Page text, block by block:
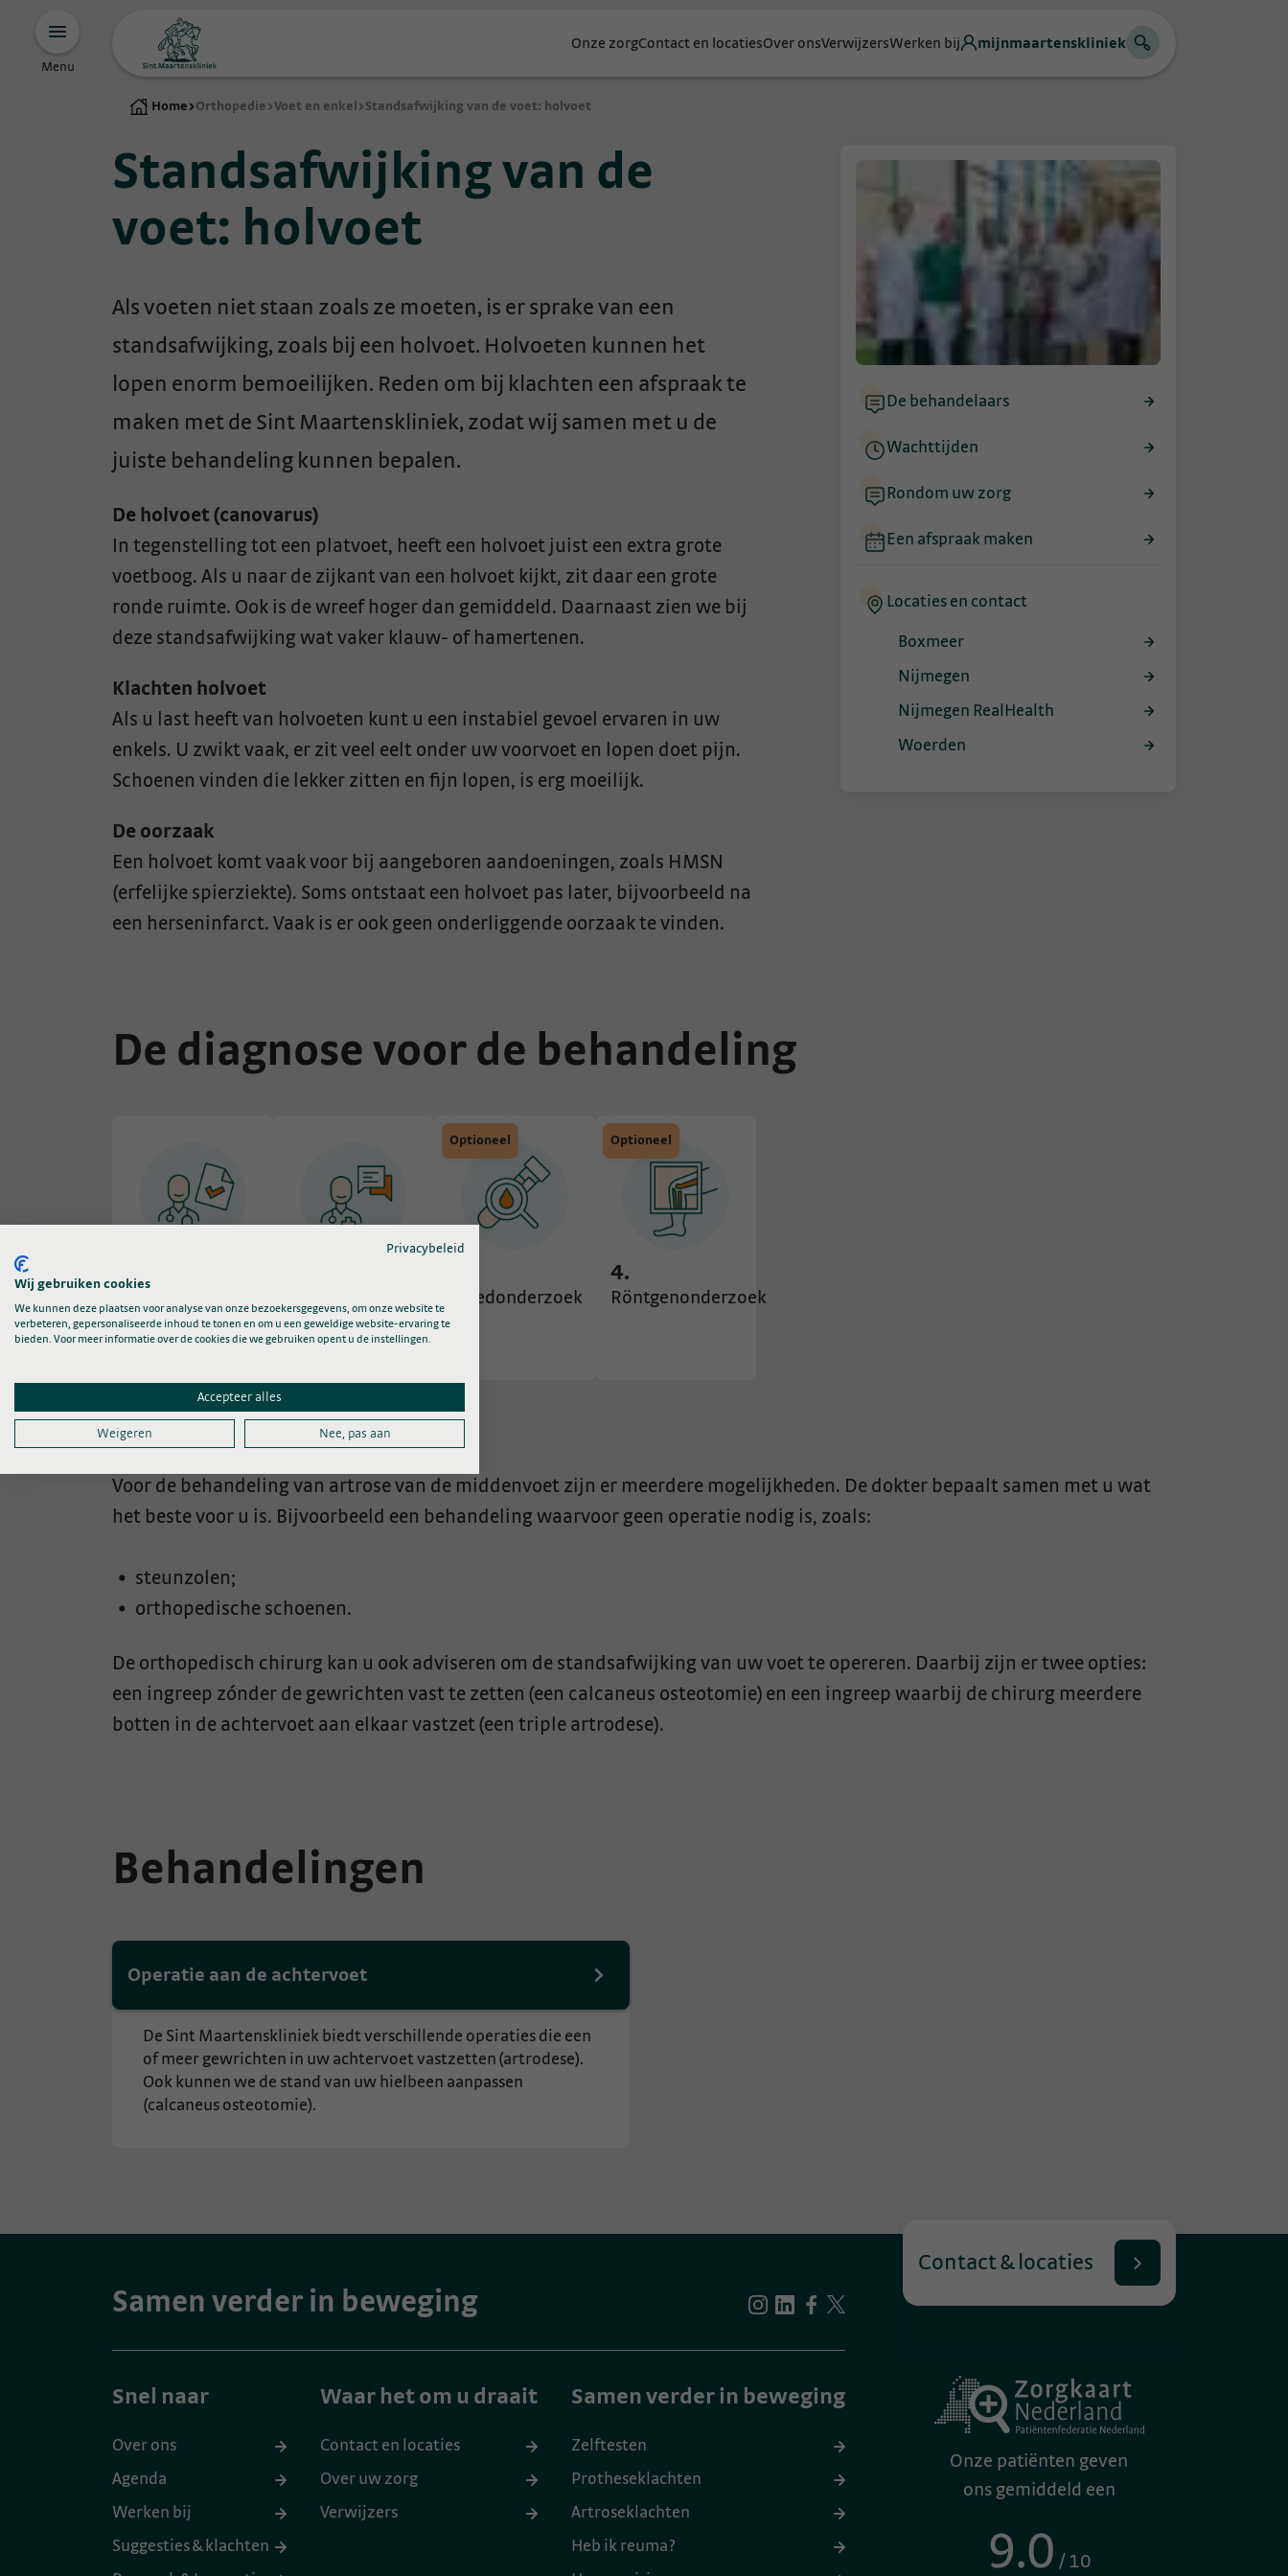
Menu
Onze zorgContact en locatiesOver onsVerwijzersWerken bij mijnmaartenskliniek
Home >Orthopedie >Voet en enkel > Standsafwijking van de voet: holvoet
Standsafwijking van de
voet: holvoet
Als voeten niet staan zoals ze moeten, is er sprake van een
standsafwijking, zoals bij een holvoet. Holvoeten kunnen het
lopen enorm bemoeilijken. Reden om bij klachten een afspraak te
maken met de Sint Maartenskliniek, zodat wij samen met u de
juiste behandeling kunnen bepalen.
De holvoet (canovarus)
In tegenstelling tot een platvoet, heeft een holvoet juist een extra grote
voetboog. Als u naar de zijkant van een holvoet kijkt, zit daar een grote
ronde ruimte. Ook is de wreef hoger dan gemiddeld. Daarnaast zien we bij
deze standsafwijking wat vaker klauw- of hamertenen.
Klachten holvoet
Als u last heeft van holvoeten kunt u een instabiel gevoel ervaren in uw
enkels. U zwikt vaak, er zit veel eelt onder uw voorvoet en lopen doet pijn.
Schoenen vinden die lekker zitten en fijn lopen, is erg moeilijk.
De oorzaak
Een holvoet komt vaak voor bij aangeboren aandoeningen, zoals HMSN
(erfelijke spierziekte). Soms ontstaat een holvoet pas later, bijvoorbeeld na
een herseninfarct. Vaak is er ook geen onderliggende oorzaak te vinden.
De behandelaars
Wachttijden
Rondom uw zorg
Een afspraak maken
Locaties en contact
Boxmeer
Nijmegen
Nijmegen RealHealth
Woerden
De diagnose voor de behandeling
1.
en lichamelijk
Optioneel
Bloedonderzoek
Optioneel
4.
Röntgenonderzoek
Voor de behandeling van artrose van de middenvoet zijn er meerdere mogelijkheden. De dokter bepaalt samen met u wat
het beste voor u is. Bijvoorbeeld een behandeling waarvoor geen operatie nodig is, zoals:
steunzolen;
orthopedische schoenen.
De orthopedisch chirurg kan u ook adviseren om de standsafwijking van uw voet te opereren. Daarbij zijn er twee opties:
een ingreep zónder de gewrichten vast te zetten (een calcaneus osteotomie) en een ingreep waarbij de chirurg meerdere
botten in de achtervoet aan elkaar vastzet (een triple artrodese).
Behandelingen
Operatie aan de achtervoet
De Sint Maartenskliniek biedt verschillende operaties die een
of meer gewrichten in uw achtervoet vastzetten (artrodese).
Ook kunnen we de stand van uw hielbeen aanpassen
(calcaneus osteotomie).
Samen verder in beweging
Contact & locaties
Snel naar
Over ons
Agenda
Werken bij
Suggesties & klachten
Waar het om u draait
Contact en locaties
Over uw zorg
Verwijzers
Samen verder in beweging
Zelftesten
Protheseklachten
Artroseklachten
Heb ik reuma?
Onze patiënten geven
ons gemiddeld een
9.0 / 10
Privacybeleid
Wij gebruiken cookies
We kunnen deze plaatsen voor analyse van onze bezoekersgegevens, om onze website te
verbeteren, gepersonaliseerde inhoud te tonen en om u een geweldige website-ervaring te
bieden. Voor meer informatie over de cookies die we gebruiken opent u de instellingen.
Accepteer alles
Weigeren Nee, pas aan